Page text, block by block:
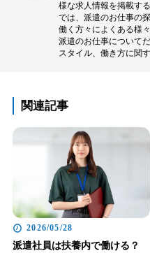
様な求人情報を掲載す
では、派遣のお仕事の
働く方々によくある様
派遣のお仕事について
スタイル、働き方に関
関連記事
2026/05/28
派遣社員は扶養内で働ける？